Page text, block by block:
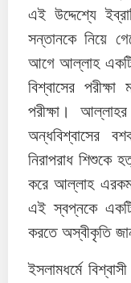
এই উদ্দেশ্যে
সন্তানকে নিয়ে
আগে আল্লাহ একটি
বিশ্বাসের
পরীক্ষা।
অন্ধবিশ্বাসের
নিরাপরাধ শিশুকে
করে আল্লাহ এরকম
এই স্বপ্নকে
করতে অস্বীকৃতি
ইসলামধর্মে